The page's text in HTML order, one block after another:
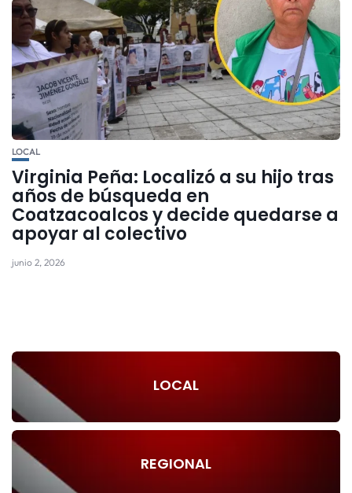
LOCAL
Virginia Peña: Localizó a su hijo tras
años de búsqueda en
Coatzacoalcos y decide quedarse a
apoyar al colectivo
junio 2, 2026
LOCAL
REGIONAL